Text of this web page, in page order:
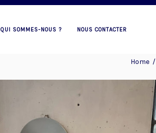
QUI SOMMES-NOUS ? NOUS CONTACTER
Home/